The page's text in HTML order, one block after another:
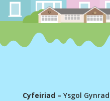
Cyfeiriad – Ysgol